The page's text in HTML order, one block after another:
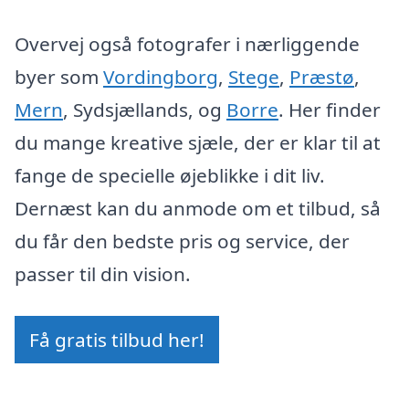
Overvej også fotografer i nærliggende
byer som Vordingborg, Stege, Præstø,
Mern, Sydsjællands, og Borre. Her finder
du mange kreative sjæle, der er klar til at
fange de specielle øjeblikke i dit liv.
Dernæst kan du anmode om et tilbud, så
du får den bedste pris og service, der
passer til din vision.
Få gratis tilbud her!